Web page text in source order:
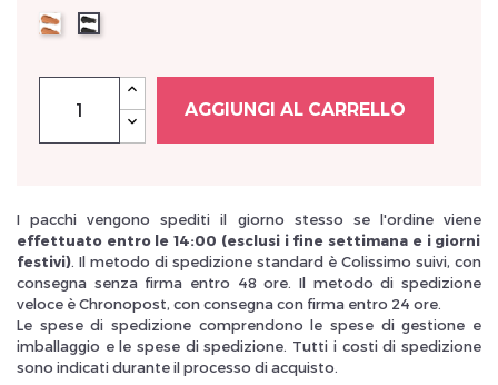
new
AGGIUNGI AL CARRELLO
I pacchi vengono spediti il giorno stesso se l'ordine viene
effettuato entro le 14:00 (esclusi i fine settimana e i giorni
festivi) . Il metodo di spedizione standard è Colissimo suivi, con
consegna senza firma entro 48 ore. Il metodo di spedizione
veloce è Chronopost, con consegna con firma entro 24 ore.
Le spese di spedizione comprendono le spese di gestione e
imballaggio e le spese di spedizione. Tutti i costi di spedizione
sono indicati durante il processo di acquisto.